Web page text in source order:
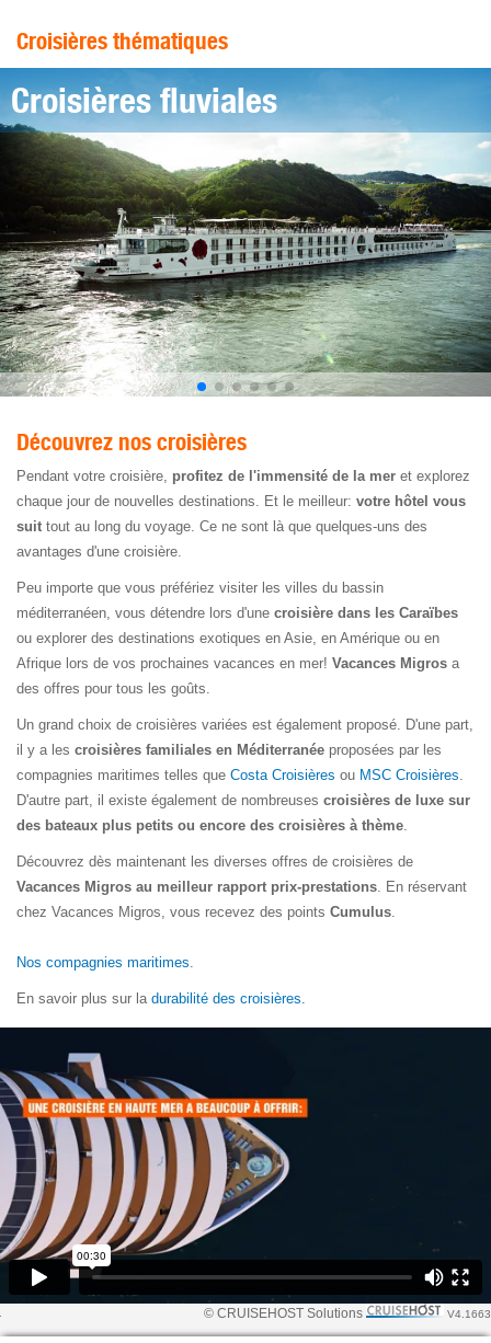
Croisières thématiques
Croisières fluviales
Découvrez nos croisières
Pendant votre croisière, profitez de l'immensité de la mer et explorez
chaque jour de nouvelles destinations. Et le meilleur: votre hôtel vous
suit tout au long du voyage. Ce ne sont là que quelques-uns des
avantages d'une croisière.
Peu importe que vous préfériez visiter les villes du bassin
méditerranéen, vous détendre lors d'une croisière dans les Caraïbes
ou explorer des destinations exotiques en Asie, en Amérique ou en
Afrique lors de vos prochaines vacances en mer! Vacances Migros a
des offres pour tous les goûts.
Un grand choix de croisières variées est également proposé. D'une part,
il y a les croisières familiales en Méditerranée proposées par les
compagnies maritimes telles que Costa Croisières ou MSC Croisières.
D'autre part, il existe également de nombreuses croisières de luxe sur
des bateaux plus petits ou encore des croisières à thème.
Découvrez dès maintenant les diverses offres de croisières de
Vacances Migros au meilleur rapport prix-prestations. En réservant
chez Vacances Migros, vous recevez des points Cumulus.
Nos compagnies maritimes.
En savoir plus sur la durabilité des croisières.
© CRUISEHOST Solutions V4.1663